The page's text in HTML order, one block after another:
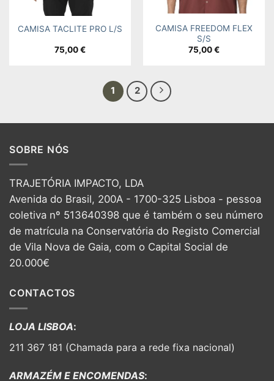
CAMISA TACLITE PRO L/S
75,00€
CAMISA FREEDOM FLEX
S/S
75,00€
1 2
SOBRE NÓS
TRAJETÓRIA IMPACTO, LDA
Avenida do Brasil, 200A - 1700-325 Lisboa - pessoa
coletiva nº 513640398 que é também o seu número
de matrícula na Conservatória do Registo Comercial
de Vila Nova de Gaia, com o Capital Social de
20.000€
CONTACTOS
LOJA LISBOA:
211 367 181 (Chamada para a rede fixa nacional)
ARMAZÉM E ENCOMENDAS: